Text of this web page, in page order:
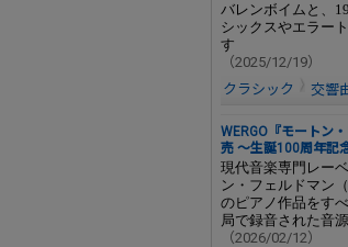
バレンボイムと、
シックスやエラー
す
（2025/12/19）
クラシック
交響
WERGO『モートン
売 ～生誕100周年記
現代音楽専門レー
ン・フェルドマン
のピアノ作品をす
局で録音された音
（2026/02/12）